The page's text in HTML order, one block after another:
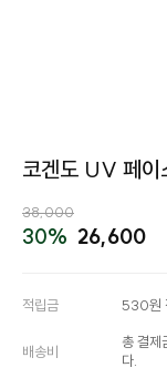
코겐도 UV 페이
38,000
30% 26,600
적립금 530원
배송비
총 결
다.